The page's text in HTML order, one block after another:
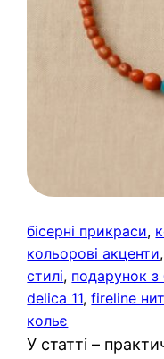
бісерні прикраси,
кольорові акценти,
стилі, подарунок з
delica 11, fireline
кольє
У статті –